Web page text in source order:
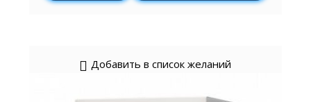
Добавить в список желаний